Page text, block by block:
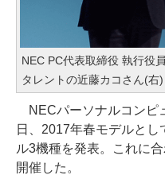
NEC PC代表取締役 執行役
タレントの近藤カコさん(右)
NECパーソナルコンピ
日、2017年春モデルとし
ル3機種を発表。これに
開催した。